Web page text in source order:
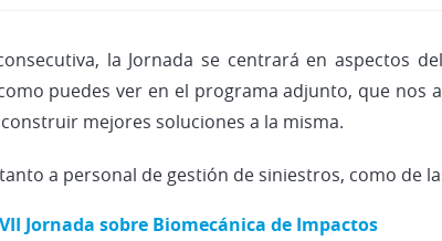
la Jornada se centrará en aspectos del
puedes ver en el programa adjunto, que
mejores soluciones a la misma.
a personal de gestión de siniestros, como de
VII Jornada sobre Biomecánica de Impactos